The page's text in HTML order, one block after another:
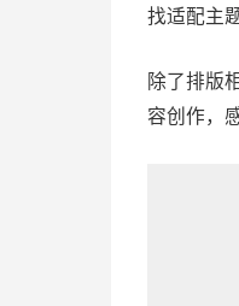
找适配主
除了排版
容创作，